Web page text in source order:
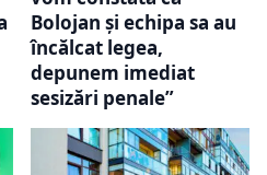
Bolojan și echipa sa au
încălcat legea,
depunem imediat
sesizări penale”